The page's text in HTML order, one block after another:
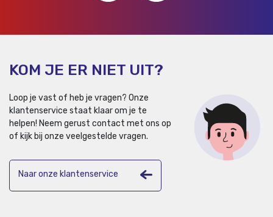
KOM JE ER NIET UIT?
Loop je vast of heb je vragen? Onze
klantenservice staat klaar om je te
helpen! Neem gerust contact met ons op
of kijk bij onze veelgestelde vragen.
Naar onze klantenservice